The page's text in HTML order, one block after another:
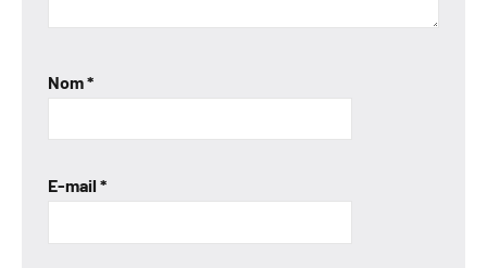
Nom*
E-mail *